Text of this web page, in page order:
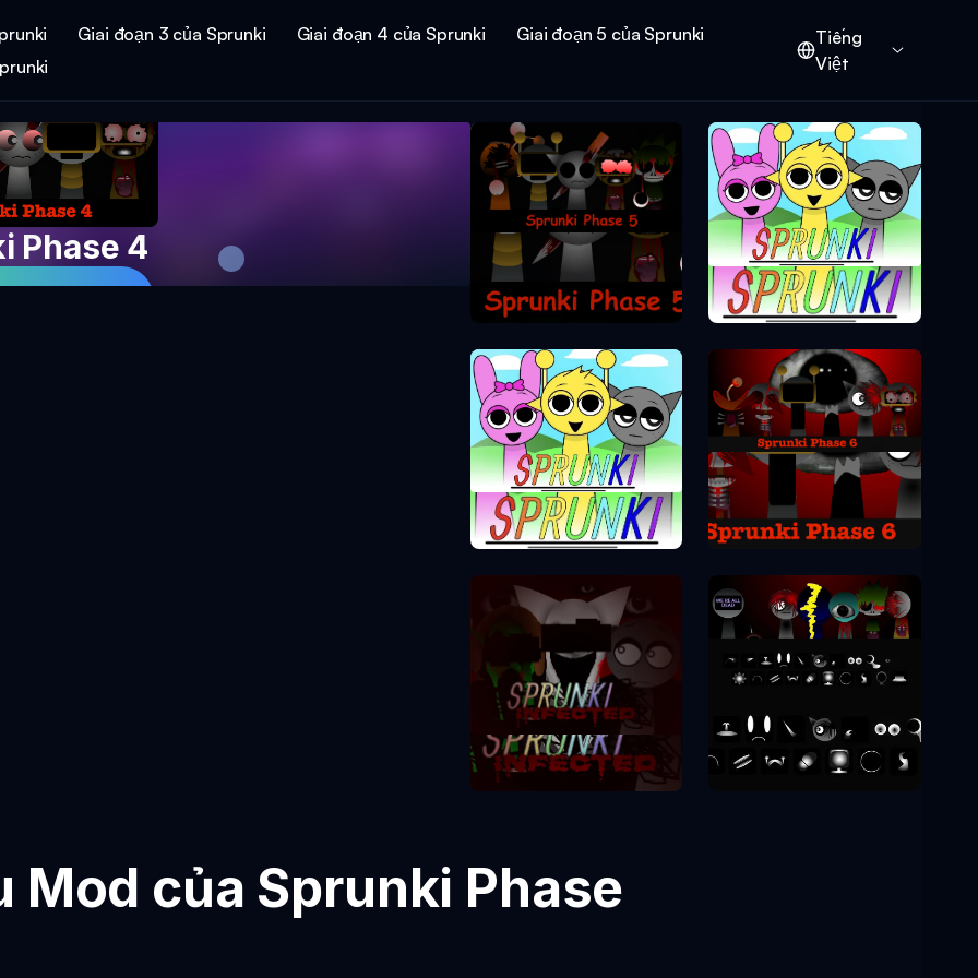
Giai đoạn 3 của Sprunki Giai đoạn 4 của Sprunki
Giai đoạn 5 của Sprunki
Tiếng
Việt
Phase 4
Sprunki Phase 5
Sprunki Phase 1
Sprunki Phase
Sprunki Phase 6
Sprunki Phase 2
Sprunki Phase 9
Mod của Sprunki Phase